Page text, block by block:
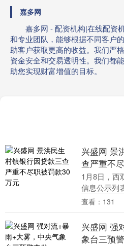
嘉多网
嘉多网 - 配资机构|在线配资
和专业团队，能够根据不同客户
助客户获取更高的收益。我们严
资金安全和交易透明性。我们都
助您实现财富增值的目标。
兴盛网 景
查严重不
1月8日，西
信息公示列
银行股份有
查看：131
兴盛网 强
象台三预